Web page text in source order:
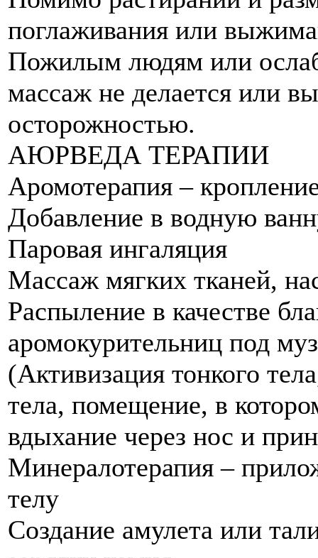
поглаживания или
Пожилым людям или
массаж не делается или
осторожностью.
АЮРВЕДА ТЕРАПИИ
Аромотерапия –
Добавление в водную
Паровая ингаляция
Массаж мягких тканей,
Распыление в качестве
аромокурительниц под
(Активизация тонкого
тела, помещение, в
вдыхание через нос и
Минералотерапия –
телу
Создание амулета или